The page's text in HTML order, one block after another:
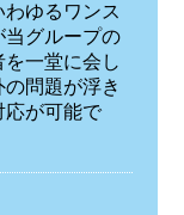
ゆるワンス
当グループの
一堂に会し
問題が浮き
応が可能で